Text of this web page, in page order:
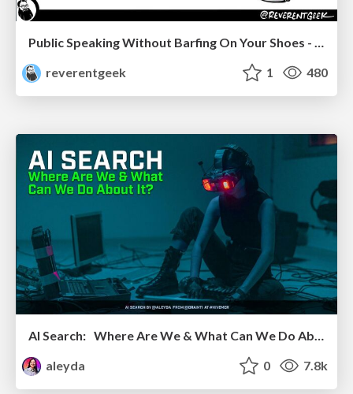
Public Speaking Without Barfing On Your Shoes - THAT 2023
reverentgeek
1 480
AI Search: Where Are We & What Can We Do About It?
aleyda
0 7.8k